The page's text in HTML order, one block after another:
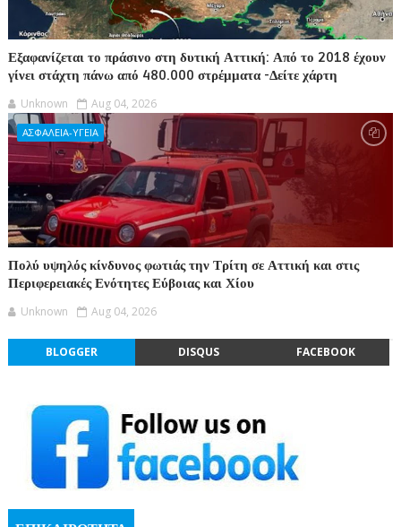
Εξαφανίζεται το πράσινο στη δυτική Αττική: Από το 2018 έχουν
γίνει στάχτη πάνω από 480.000 στρέμματα -Δείτε χάρτη
Unknown Aug 04, 2026
ΑΣΦΑΛΕΙΑ-ΥΓΕΙΑ
Πολύ υψηλός κίνδυνος φωτιάς την Τρίτη σε Αττική και στις
Περιφερειακές Ενότητες Εύβοιας και Χίου
Unknown Aug 04, 2026
BLOGGER DISQUS FACEBOOK